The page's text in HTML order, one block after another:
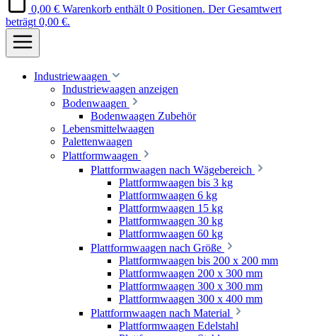
0,00 € Warenkorb enthält 0 Positionen. Der Gesamtwert
beträgt 0,00 €.
Industriewaagen
Industriewaagen anzeigen
Bodenwaagen
Bodenwaagen Zubehör
Lebensmittelwaagen
Palettenwaagen
Plattformwaagen
Plattformwaagen nach Wägebereich
Plattformwaagen bis 3 kg
Plattformwaagen 6 kg
Plattformwaagen 15 kg
Plattformwaagen 30 kg
Plattformwaagen 60 kg
Plattformwaagen nach Größe
Plattformwaagen bis 200 x 200 mm
Plattformwaagen 200 x 300 mm
Plattformwaagen 300 x 300 mm
Plattformwaagen 300 x 400 mm
Plattformwaagen nach Material
Plattformwaagen Edelstahl